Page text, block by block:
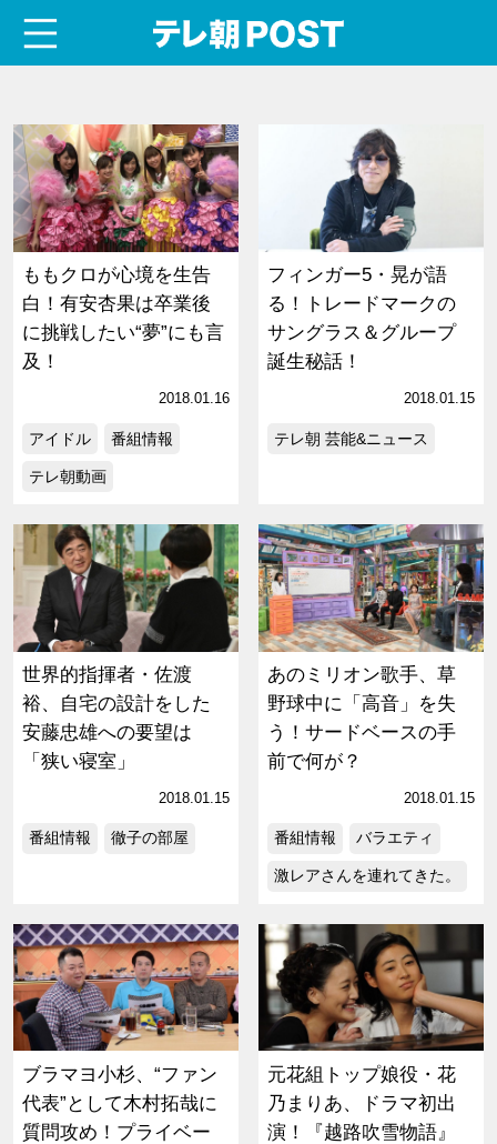
ももクロが心境を生告
白！有安杏果は卒業後
に挑戦したい“夢”にも言
及！
2018.01.16
アイドル 番組情報
テレ朝動画
フィンガー5・晃が語
る！トレードマークの
サングラス＆グループ
誕生秘話！
2018.01.15
テレ朝 芸能&ニュース
世界的指揮者・佐渡
裕、自宅の設計をした
安藤忠雄への要望は
「狭い寝室」
2018.01.15
番組情報 徹子の部屋
あのミリオン歌手、草
野球中に「高音」を失
う！サードベースの手
前で何が？
2018.01.15
番組情報 バラエティ
激レアさんを連れてきた。
ブラマヨ小杉、“ファン
代表”として木村拓哉に
質問攻め！プライベー
元花組トップ娘役・花
乃まりあ、ドラマ初出
演！『越路吹雪物語』